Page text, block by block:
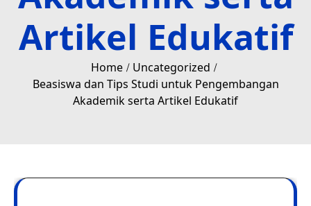
Artikel Edukatif
Home Uncategorized
Beasiswa dan Tips Studi untuk Pengembangan
Akademik serta Artikel Edukatif